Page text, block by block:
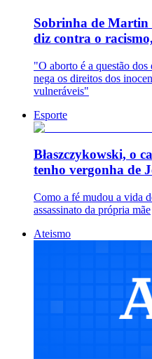
Sobrinha de Martin
diz contra o
"O aborto é a questão
nega os direitos dos
vulneráveis"
Esporte
Błaszczykowski, o
tenho vergonha de
Como a fé mudou a vida
assassinato da própria mãe
Ateismo